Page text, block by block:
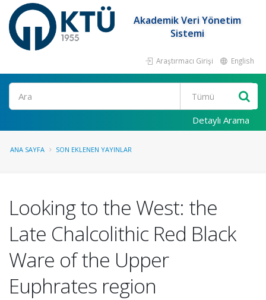
Akademik Veri Yönetim
Sistemi
Araştırmacı Girişi English
Ara
Detaylı Arama
ANA SAYFA SON EKLENEN YAYINLAR
Looking to the West: the
Late Chalcolithic Red Black
Ware of the Upper
Euphrates region